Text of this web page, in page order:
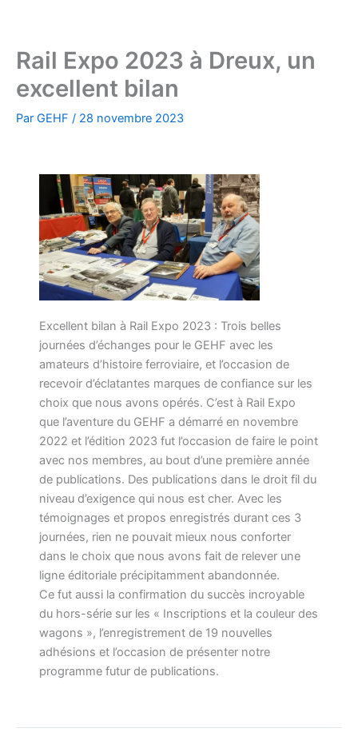
Rail Expo 2023 à Dreux, un
excellent bilan
Par GEHF / 28 novembre 2023
Excellent bilan à Rail Expo 2023 : Trois belles
journées d’échanges pour le GEHF avec les
amateurs d’histoire ferroviaire, et l’occasion de
recevoir d’éclatantes marques de confiance sur les
choix que nous avons opérés. C’est à Rail Expo
que l’aventure du GEHF a démarré en novembre
2022 et l’édition 2023 fut l’occasion de faire le point
avec nos membres, au bout d’une première année
de publications. Des publications dans le droit fil du
niveau d’exigence qui nous est cher.Avec les
témoignages et propos enregistrés durant ces 3
journées, rien ne pouvait mieux nous conforter
dans le choix que nous avons fait de relever une
ligne éditoriale précipitamment abandonnée.
Ce fut aussi la confirmation du succès incroyable
du hors-série sur les « Inscriptions et la couleur des
wagons », l’enregistrement de 19 nouvelles
adhésions et l’occasion de présenter notre
programme futur de publications.